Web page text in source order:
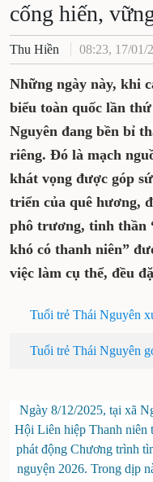
cống hiến,
Thu Hiền 08:23, 17/01/
Những ngày này, khi
biểu toàn quốc lần
Nguyên đang bền bỉ
riêng. Đó là mạch
khát vọng được góp
triển của quê hương,
phô trương, tinh thần
khó có thanh niên”
việc làm cụ thể, đều
Tuổi trẻ Thái Nguyên
Tuổi trẻ Thái Nguyên
Ngày 8/12/2025, tại xã
Hội Liên hiệp Thanh niên
phát động Chương trình
nguyện 2026. Trong dịp